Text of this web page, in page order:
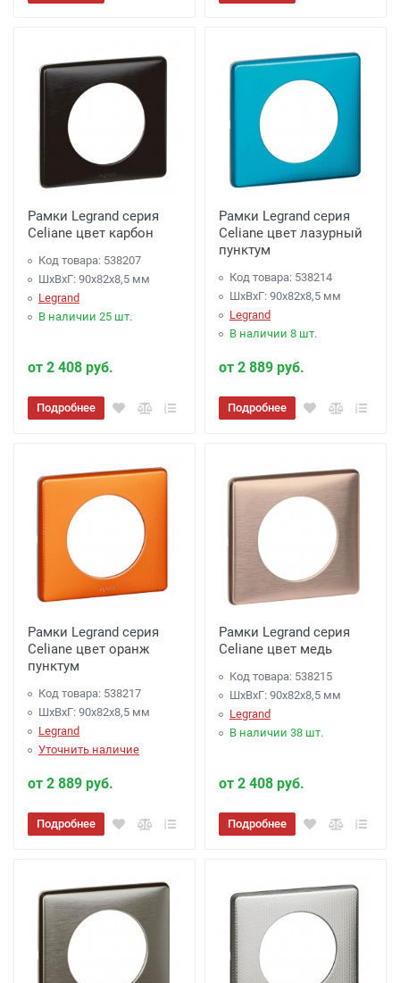
Рамки Legrand серия
Celiane цвет карбон
Код товара: 538207
ШхВхГ: 90x82x8,5 мм
Legrand
В наличии 25 шт.
от 2 408 руб.
Подробнее
Рамки Legrand серия
Celiane цвет лазурный
пунктум
Код товара: 538214
ШхВхГ: 90x82x8,5 мм
Legrand
В наличии 8 шт.
от 2 889 руб.
Подробнее
Рамки Legrand серия
Celiane цвет оранж
пунктум
Код товара: 538217
ШхВхГ: 90x82x8,5 мм
Legrand
Уточнить наличие
от 2 889 руб.
Подробнее
Рамки Legrand серия
Celiane цвет медь
Код товара: 538215
ШхВхГ: 90x82x8,5 мм
Legrand
В наличии 38 шт.
от 2 408 руб.
Подробнее